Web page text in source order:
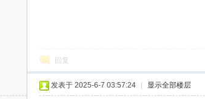
回复
发表于 2025-6-7 03:57:24 显示全部楼层